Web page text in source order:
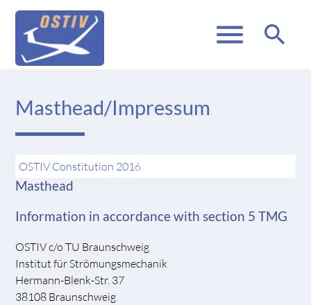
menu search
Masthead/Impressum
OSTIV Constitution 2016
Masthead
Information in accordance with section 5 TMG
OSTIV c/o TU Braunschweig
Institut für Strömungsmechanik
Hermann-Blenk-Str. 37
38108 Braunschweig